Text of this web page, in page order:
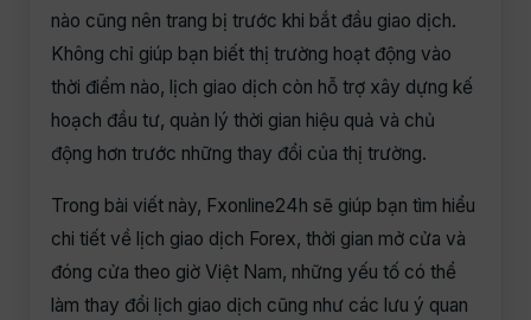
nào cũng nên trang bị trước khi bắt đầu giao dịch.
Không chỉ giúp bạn biết thị trường hoạt động vào
thời điểm nào, lịch giao dịch còn hỗ trợ xây dựng kế
hoạch đầu tư, quản lý thời gian hiệu quả và chủ
động hơn trước những thay đổi của thị trường.
Trong bài viết này, Fxonline24h sẽ giúp bạn tìm hiểu
chi tiết về lịch giao dịch Forex, thời gian mở cửa và
đóng cửa theo giờ Việt Nam, những yếu tố có thể
làm thay đổi lịch giao dịch cũng như các lưu ý quan